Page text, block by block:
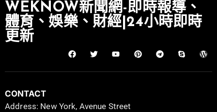
WEKNOW新聞網-即時報導、
體育、娛樂、財經|24小時即時
更新
CONTACT
Address: New York, Avenue Street